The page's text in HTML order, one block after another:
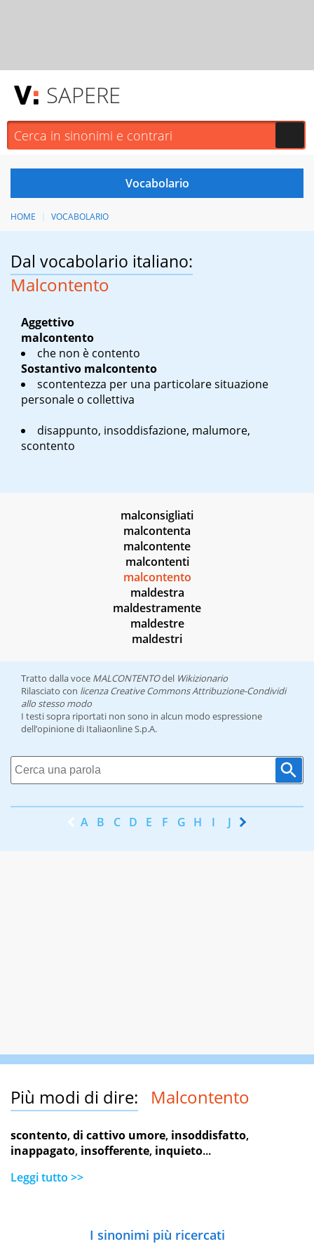
SAPERE
HOME VOCABOLARIO
Dal vocabolario italiano:
Malcontento
Aggettivo
malcontento
che non è contento
Sostantivo malcontento
scontentezza per una particolare situazione
personale o collettiva
disappunto, insoddisfazione, malumore,
scontento
malconsigliati
malcontenta
malcontente
malcontenti
malcontento
maldestra
maldestramente
maldestre
maldestri
Tratto dalla voce MALCONTENTOdel Wikizionario
Rilasciato con licenza Creative Commons Attribuzione-Condividi
allo stesso modo
I testi sopra riportati non sono in alcun modo espressione
dell’opinione di Italiaonline S.p.A.
A B C D E F G H I J K
Più modi di dire: Malcontento
scontento,di cattivo umore, insoddisfatto,
inappagato, insofferente, inquieto...
Leggi tutto >>
I sinonimi più ricercati